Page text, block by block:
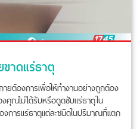
าดแร่ธาตุ
ยต้องการเพื่อให้ทำงานอย่างถูกต้อง
งคุณไม่ได้รับหรือดูดซับแร่ธาตุใน
ารแร่ธาตุแต่ละชนิดในปริมาณที่แตก